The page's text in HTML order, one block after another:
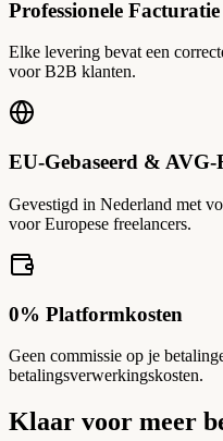
Professionele Facturatie
Elke levering bevat een
voor B2B klanten.
EU-Gebaseerd & AVG-
Gevestigd in Nederland met
voor Europese freelancers.
0% Platformkosten
Geen commissie op je
betalingsverwerkingskosten.
Klaar voor meer